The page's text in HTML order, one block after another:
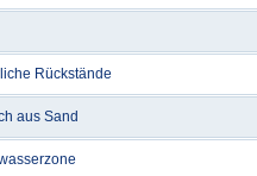
Rückstände
aus Sand